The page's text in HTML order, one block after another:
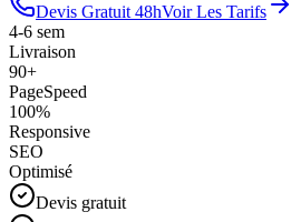
Devis Gratuit 48hVoir Les Tarifs
4-6 sem
Livraison
90+
PageSpeed
100%
Responsive
SEO
Optimisé
Devis gratuit